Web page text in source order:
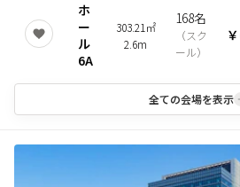
ホ
ー
ル
6A
303.21㎡
2.6m
168名
（スク
ール）
全ての会場を表示